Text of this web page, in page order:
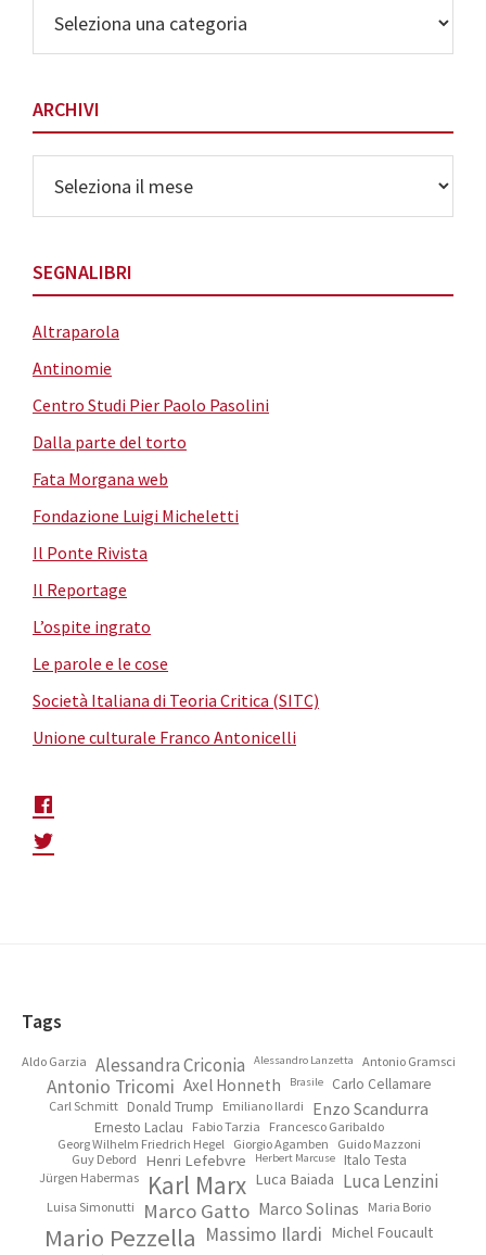
delle
Categorie
ARCHIVI
SEGNALIBRI
Altraparola
Antinomie
Centro Studi Pier Paolo Pasolini
Dalla parte del torto
Fata Morgana web
Fondazione Luigi Micheletti
Il Ponte Rivista
Il Reportage
L’ospite ingrato
Le parole e le cose
Società Italiana di Teoria Critica (SITC)
Unione culturale Franco Antonicelli
Footer
Tags
Aldo Garzia Alessandra Criconia Alessandro Lanzetta Antonio Gramsci
Antonio Tricomi Axel Honneth Brasile Carlo Cellamare
Carl Schmitt Donald Trump Emiliano Ilardi Enzo Scandurra
Ernesto Laclau Fabio Tarzia
Francesco Garibaldo
Georg Wilhelm Friedrich Hegel
Giorgio Agamben
Guido Mazzoni
Guy Debord
Henri Lefebvre Herbert Marcuse Italo Testa
Jürgen Habermas Karl Marx Luca Baiada Luca Lenzini
Luisa Simonutti Marco Gatto Marco Solinas Maria Borio
Mario Pezzella Massimo Ilardi Michel Foucault